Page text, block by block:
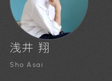
浅井 翔
Sho Asai